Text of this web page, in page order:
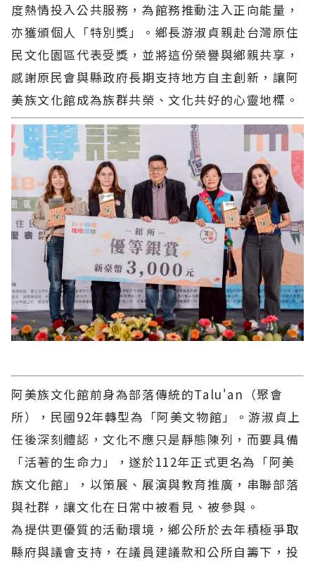
度熱情投入公共服務，為館務推動注入正向能量，
亦獲頒個人「特別獎」。鄉長游淑貞親赴台灣原住
民文化園區代表受獎，並將這份榮譽與鄉親共享，
感謝原民會與縣政府長期支持地方自主創新，讓阿
美族文化館成為族群共榮、文化共好的心靈地標。
阿美族文化館前身為部落傳統的Talu'an（聚會
所），民國92年轉型為「阿美文物館」。游淑貞上
任後深刻體認，文化不應只是靜態陳列，而要具備
「活著的生命力」，遂於112年正式更名為「阿美
族文化館」，以策展、展演與教育推廣，串聯部落
與社群，讓文化在日常中被看見、被參與。
為提供更優質的活動環境，鄉公所於去年積極爭取
縣府與議會支持，在議員建議款和公所自籌下，投